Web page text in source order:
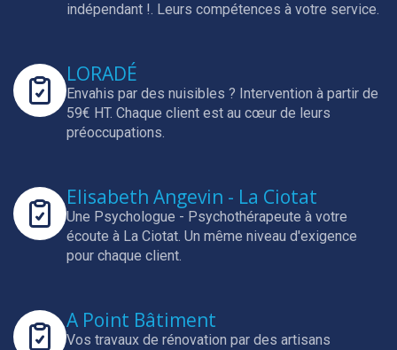
indépendant !. Leurs compétences à votre service.
LORADÉ
Envahis par des nuisibles ? Intervention à partir de
59€ HT. Chaque client est au cœur de leurs
préoccupations.
Elisabeth Angevin - La Ciotat
Une Psychologue - Psychothérapeute à votre
écoute à La Ciotat. Un même niveau d'exigence
pour chaque client.
A Point Bâtiment
Vos travaux de rénovation par des artisans